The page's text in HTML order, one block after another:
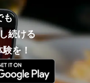
も
続ける
を！